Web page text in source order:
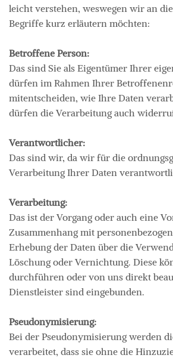
leicht verstehen, weswegen wir an
Begriffe kurz erläutern möchten:
Betroffene Person:
Das sind Sie als Eigentümer Ihrer
dürfen im Rahmen Ihrer
mitentscheiden, wie Ihre Daten
dürfen die Verarbeitung auch
Verantwortlicher:
Das sind wir, da wir für die
Verarbeitung Ihrer Daten
Verarbeitung:
Das ist der Vorgang oder auch eine
Zusammenhang mit
Erhebung der Daten über die
Löschung oder Vernichtung. Diese
durchführen oder von uns direkt
Dienstleister sind eingebunden.
Pseudonymisierung:
Bei der Pseudonymisierung werden
verarbeitet, dass sie ohne die